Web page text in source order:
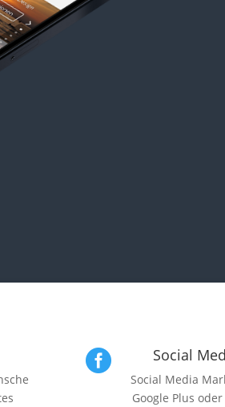
 Social
Social Media
Google Plus